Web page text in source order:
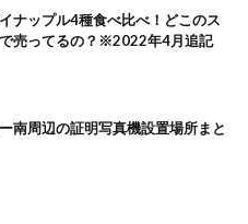
ナップル4種食べ比べ！どこのス
売ってるの？※2022年4月追記
南周辺の証明写真機設置場所まと